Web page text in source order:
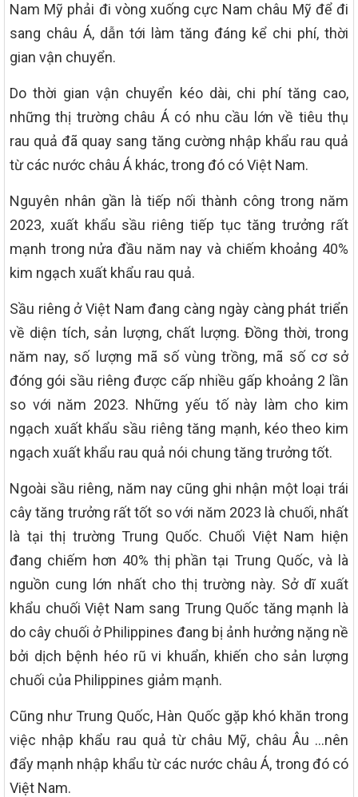
Nam Mỹ phải đi vòng xuống cực Nam châu Mỹ để đi
sang châu Á, dẫn tới làm tăng đáng kể chi phí, thời
gian vận chuyển.
Do thời gian vận chuyển kéo dài, chi phí tăng cao,
những thị trường châu Á có nhu cầu lớn về tiêu thụ
rau quả đã quay sang tăng cường nhập khẩu rau quả
từ các nước châu Á khác, trong đó có Việt Nam.
Nguyên nhân gần là tiếp nối thành công trong năm
2023, xuất khẩu sầu riêng tiếp tục tăng trưởng rất
mạnh trong nửa đầu năm nay và chiếm khoảng 40%
kim ngạch xuất khẩu rau quả.
Sầu riêng ở Việt Nam đang càng ngày càng phát triển
về diện tích, sản lượng, chất lượng. Đồng thời, trong
năm nay, số lượng mã số vùng trồng, mã số cơ sở
đóng gói sầu riêng được cấp nhiều gấp khoảng 2 lần
so với năm 2023. Những yếu tố này làm cho kim
ngạch xuất khẩu sầu riêng tăng mạnh, kéo theo kim
ngạch xuất khẩu rau quả nói chung tăng trưởng tốt.
Ngoài sầu riêng, năm nay cũng ghi nhận một loại trái
cây tăng trưởng rất tốt so với năm 2023 là chuối, nhất
là tại thị trường Trung Quốc. Chuối Việt Nam hiện
đang chiếm hơn 40% thị phần tại Trung Quốc, và là
nguồn cung lớn nhất cho thị trường này. Sở dĩ xuất
khẩu chuối Việt Nam sang Trung Quốc tăng mạnh là
do cây chuối ở Philippines đang bị ảnh hưởng nặng nề
bởi dịch bệnh héo rũ vi khuẩn, khiến cho sản lượng
chuối của Philippines giảm mạnh.
Cũng như Trung Quốc, Hàn Quốc gặp khó khăn trong
việc nhập khẩu rau quả từ châu Mỹ, châu Âu …nên
đẩy mạnh nhập khẩu từ các nước châu Á, trong đó có
Việt Nam.